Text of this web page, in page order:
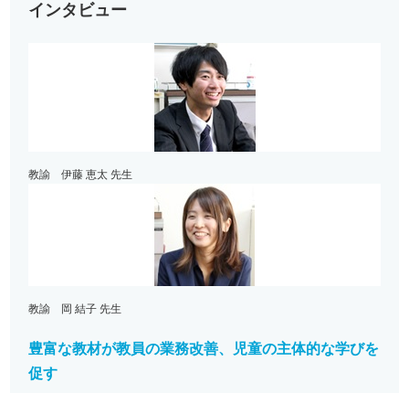
インタビュー
豊富な教材が教員の業務改善、児童の主体的な学びを
促す
教諭 伊藤 恵太 先生
教諭 岡 結子 先生